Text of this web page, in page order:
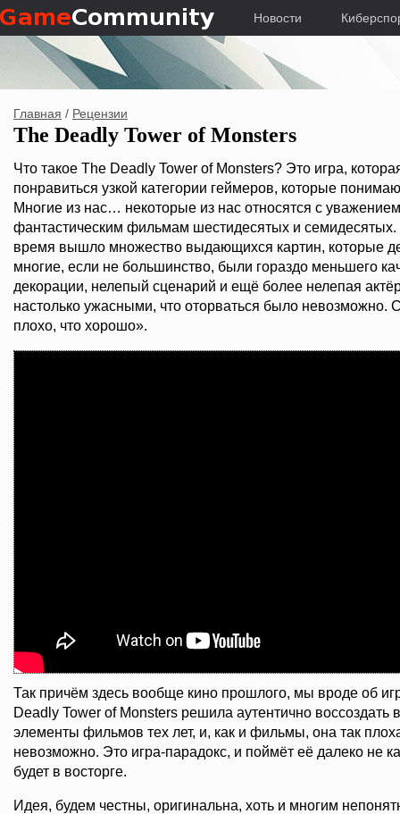
Новости
Главная / Рецензии
The Deadly Tower of Monsters
Что такое The Deadly Tower of Monsters? Это игра,
понравиться узкой категории геймеров, которые
Многие из нас… некоторые из нас относятся с
фантастическим фильмам шестидесятых и семидесятых.
время вышло множество выдающихся картин, которые
многие, если не большинство, были гораздо меньшего
декорации, нелепый сценарий и ещё более нелепая
настолько ужасными, что оторваться было невозможно.
плохо, что хорошо».
Так причём здесь вообще кино прошлого, мы вроде об
Deadly Tower of Monsters решила аутентично воссоздать
элементы фильмов тех лет, и, как и фильмы, она так
невозможно. Это игра-парадокс, и поймёт её далеко не
будет в восторге.
Идея, будем честны, оригинальна, хоть и многим